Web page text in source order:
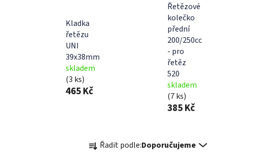
Kladka
řetězu
UNI
39x38mm
skladem
(3 ks)
465 Kč
Řetězové
kolečko
přední
200/250cc
- pro
řetěz
520
skladem
(7 ks)
385 Kč
a Řadit podle:Doporučujeme